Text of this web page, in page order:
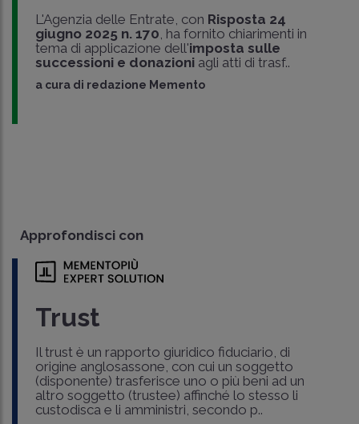
L'Agenzia delle Entrate, con Risposta 24
giugno 2025 n. 170 , ha fornito chiarimenti in
tema di applicazione dell'imposta sulle
successioni e donazioni agli atti di trasf..
a cura di redazione Memento
Approfondisci con
Trust
Il trust è un rapporto giuridico fiduciario, di
origine anglosassone, con cui un soggetto
(disponente) trasferisce uno o più beni ad un
altro soggetto (trustee) affinché lo stesso li
custodisca e li amministri, secondo p..